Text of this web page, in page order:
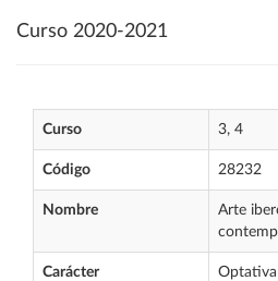
Curso 2020-2021
Curso 3, 4
Código 28232
Nombre
Arte
Carácter Optativa